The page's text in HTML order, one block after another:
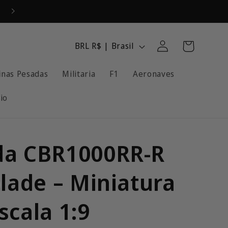
Pesadas Militaria F1 Aeronaves
í
e
g
o
BRL R$ | Brasil
Fazer
login
Carrinho
CBR1000RR-R
– Miniatura
1:9